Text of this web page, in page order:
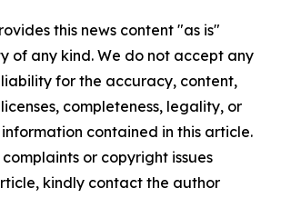
this news content "as is"
of any kind. We do not accept any
for the accuracy, content,
completeness, legality, or
contained in this article.
or copyright issues
kindly contact the author